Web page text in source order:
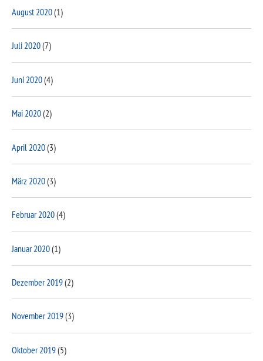
August 2020(1)
Juli 2020(7)
Juni 2020(4)
Mai 2020(2)
April 2020(3)
März 2020(3)
Februar 2020(4)
Januar 2020(1)
Dezember 2019(2)
November 2019(3)
Oktober 2019(5)